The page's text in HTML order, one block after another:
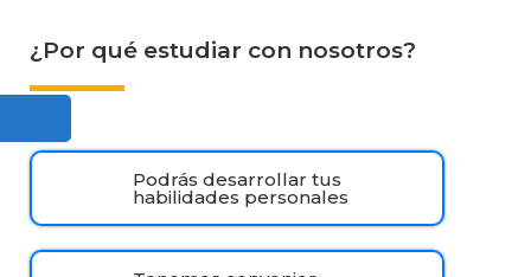
¿Por qué estudiar con nosotros?
Podrás desarrollar tus
habilidades personales